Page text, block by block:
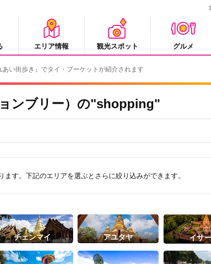
エリア情報 観光スポット グルメ
てようキャンペーン
ンブリー）の"shopping"
ます。下記のエリアを選ぶとさらに絞り込みができます。
チェンマイ アユタヤ イサ